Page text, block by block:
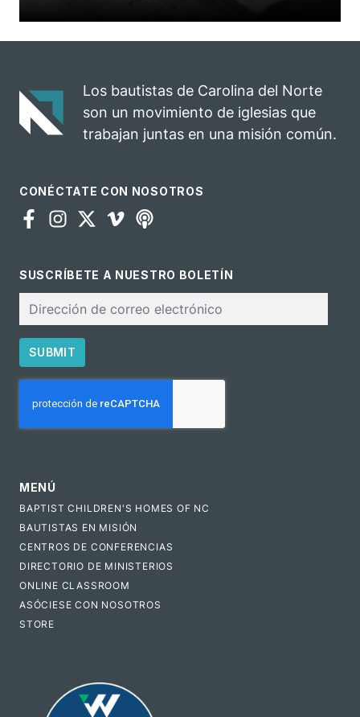
Los bautistas de Carolina del Norte
son un movimiento de iglesias que
trabajan juntas en una misión común.
CONÉCTATE CON NOSOTROS
SUSCRÍBETE A NUESTRO BOLETÍN
electrónico
SUBMIT
MENÚ
BAPTIST CHILDREN'S HOMES OF NC
BAUTISTAS EN MISIÓN
CENTROS DE CONFERENCIAS
DIRECTORIO DE MINISTERIOS
ONLINE CLASSROOM
ASÓCIESE CON NOSOTROS
STORE